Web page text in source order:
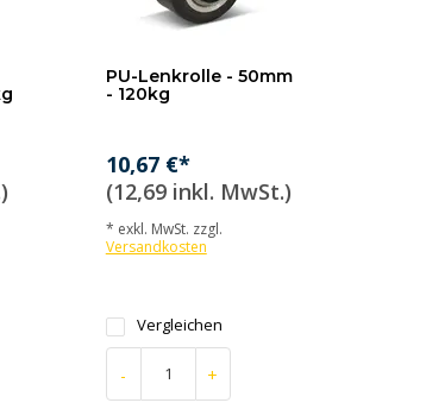
PU-Lenkrolle - 50mm
- 120kg
10,67 €*
(12,69 inkl. MwSt.)
* exkl. MwSt. zzgl.
Versandkosten
Vergleichen
- +